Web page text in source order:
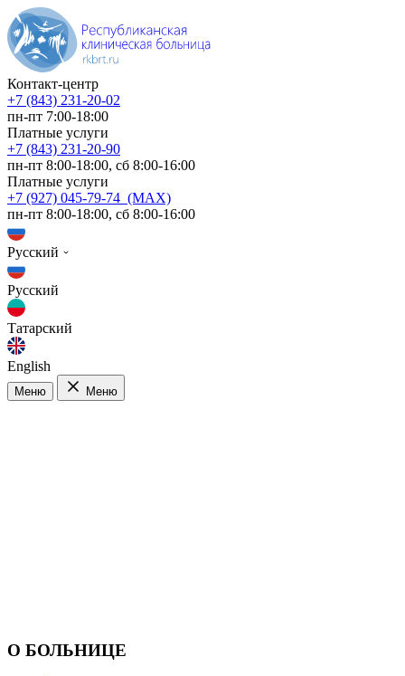
Контакт-центр
+7 (843) 231-20-02
пн-пт 7:00-18:00
Платные услуги
+7 (843) 231-20-90
пн-пт 8:00-18:00, сб 8:00-16:00
Платные услуги
+7 (927) 045-79-74 (MAX)
пн-пт 8:00-18:00, сб 8:00-16:00
Русский
Русский
Татарский
English
Меню Меню
О БОЛЬНИЦЕ